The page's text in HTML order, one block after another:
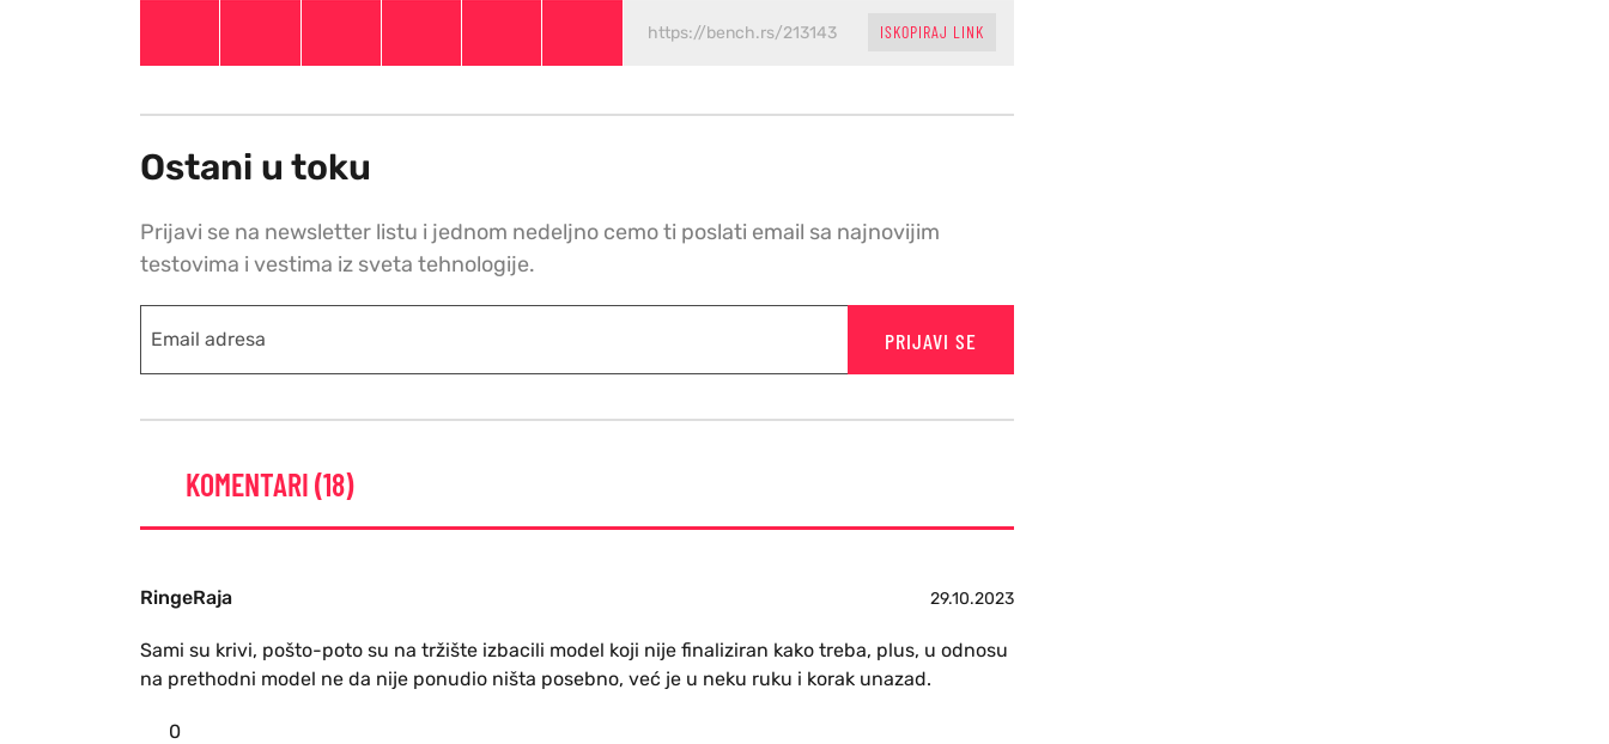
ISKOPIRAJ LINK
Ostani u toku
Prijavi se na newsletter listu i jednom nedeljno cemo ti poslati email sa najnovijim
testovima i vestima iz sveta tehnologije.
PRIJAVI SE
KOMENTARI (18)
RingeRaja 29.10.2023
Sami su krivi, pošto-poto su na tržište izbacili model koji nije finaliziran kako treba, plus, u odnosu
na prethodni model ne da nije ponudio ništa posebno, već je u neku ruku i korak unazad.
0